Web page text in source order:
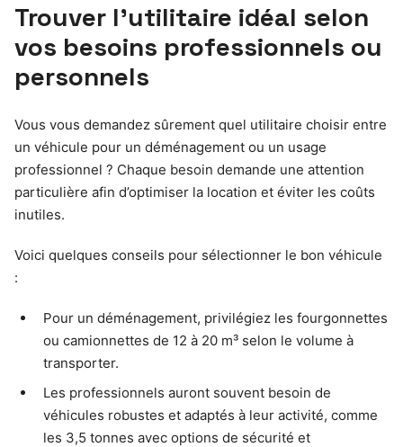
Trouver l’utilitaire idéal selon
vos besoins professionnels ou
personnels
Vous vous demandez sûrement quel utilitaire choisir entre
un véhicule pour un déménagement ou un usage
professionnel ? Chaque besoin demande une attention
particulière afin d’optimiser la location et éviter les coûts
inutiles.
Voici quelques conseils pour sélectionner le bon véhicule
:
Pour un déménagement, privilégiez les fourgonnettes
ou camionnettes de 12 à 20 m³ selon le volume à
transporter.
Les professionnels auront souvent besoin de
véhicules robustes et adaptés à leur activité, comme
les 3,5 tonnes avec options de sécurité et